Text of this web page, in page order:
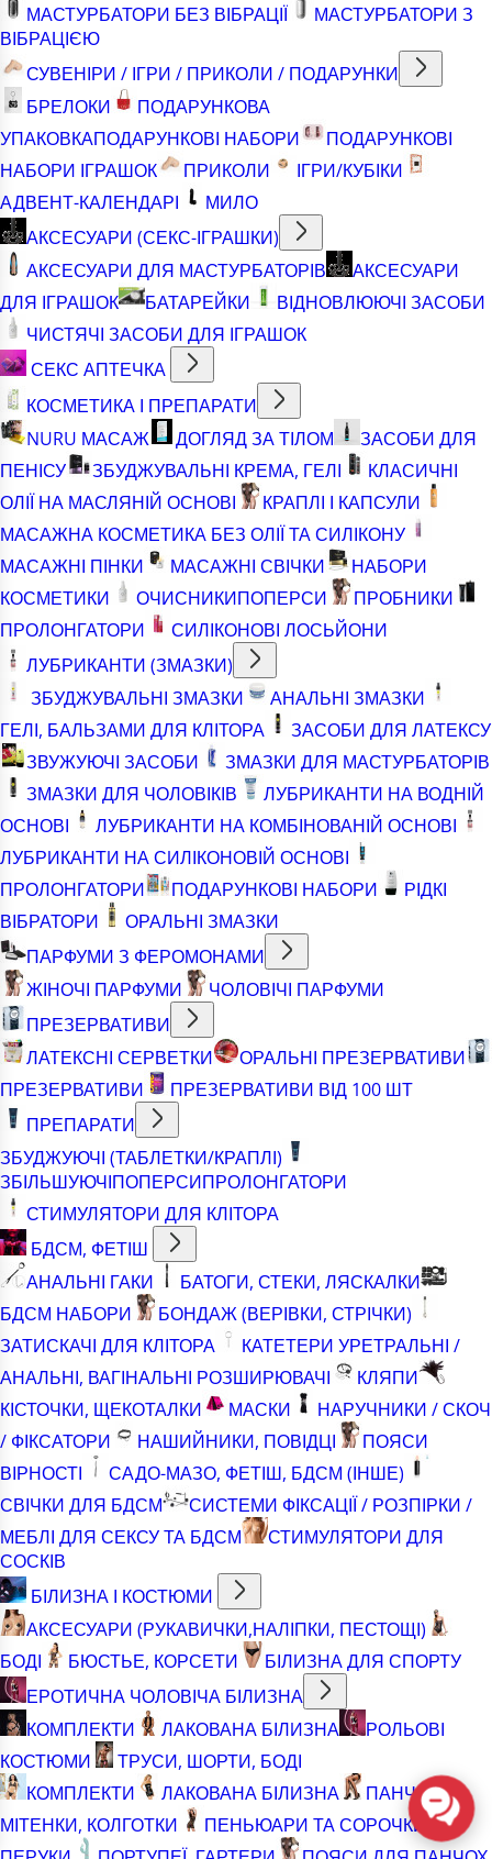
МАСТУРБАТОРИ БЕЗ ВІБРАЦІЇ
МАСТУРБАТОРИ З
ВІБРАЦІЄЮ
СУВЕНІРИ / ІГРИ / ПРИКОЛИ / ПОДАРУНКИ
БРЕЛОКИ
ПОДАРУНКОВА
УПАКОВКАПОДАРУНКОВІ НАБОРИ
ПОДАРУНКОВІ
НАБОРИ ІГРАШОК
ПРИКОЛИ
ІГРИ/КУБІКИ
АДВЕНТ-КАЛЕНДАРІ
МИЛО
АКСЕСУАРИ (СЕКС-ІГРАШКИ)
АКСЕСУАРИ ДЛЯ МАСТУРБАТОРІВ
АКСЕСУАРИ
ДЛЯ ІГРАШОК
БАТАРЕЙКИ
ВІДНОВЛЮЮЧІ ЗАСОБИ
ЧИСТЯЧІ ЗАСОБИ ДЛЯ ІГРАШОК
СЕКС АПТЕЧКА
КОСМЕТИКА І ПРЕПАРАТИ
NURU МАСАЖ
ДОГЛЯД ЗА ТІЛОМ
ЗАСОБИ ДЛЯ
ПЕНІСУ
ЗБУДЖУВАЛЬНІ КРЕМА, ГЕЛІ
КЛАСИЧНІ
ОЛІЇ НА МАСЛЯНІЙ ОСНОВІ
КРАПЛІ І КАПСУЛИ
МАСАЖНА КОСМЕТИКА БЕЗ ОЛІЇ ТА СИЛІКОНУ
МАСАЖНІ ПІНКИ
МАСАЖНІ СВІЧКИ
НАБОРИ
КОСМЕТИКИ
ОЧИСНИКИПОПЕРСИ
ПРОБНИКИ
ПРОЛОНГАТОРИ
СИЛІКОНОВІ ЛОСЬЙОНИ
ЛУБРИКАНТИ (ЗМАЗКИ)
ЗБУДЖУВАЛЬНІ ЗМАЗКИ
АНАЛЬНІ ЗМАЗКИ
ГЕЛІ, БАЛЬЗАМИ ДЛЯ КЛІТОРА
ЗАСОБИ ДЛЯ ЛАТЕКСУ
ЗВУЖУЮЧІ ЗАСОБИ
ЗМАЗКИ ДЛЯ МАСТУРБАТОРІВ
ЗМАЗКИ ДЛЯ ЧОЛОВІКІВ
ЛУБРИКАНТИ НА ВОДНІЙ
ОСНОВІ
ЛУБРИКАНТИ НА КОМБІНОВАНІЙ ОСНОВІ
ЛУБРИКАНТИ НА СИЛІКОНОВІЙ ОСНОВІ
ПРОЛОНГАТОРИ
ПОДАРУНКОВІ НАБОРИ
РІДКІ
ВІБРАТОРИ
ОРАЛЬНІ ЗМАЗКИ
ПАРФУМИ З ФЕРОМОНАМИ
ЖІНОЧІ ПАРФУМИ
ЧОЛОВІЧІ ПАРФУМИ
ПРЕЗЕРВАТИВИ
ЛАТЕКСНІ СЕРВЕТКИ
ОРАЛЬНІ ПРЕЗЕРВАТИВИ
ПРЕЗЕРВАТИВИ
ПРЕЗЕРВАТИВИ ВІД 100 ШТ
ПРЕПАРАТИ
ЗБУДЖУЮЧІ (ТАБЛЕТКИ/КРАПЛІ)
ЗБІЛЬШУЮЧІПОПЕРСИПРОЛОНГАТОРИ
СТИМУЛЯТОРИ ДЛЯ КЛІТОРА
БДСМ, ФЕТІШ
АНАЛЬНІ ГАКИ
БАТОГИ, СТЕКИ, ЛЯСКАЛКИ
БДСМ НАБОРИ
БОНДАЖ (ВЕРІВКИ, СТРІЧКИ)
ЗАТИСКАЧІ ДЛЯ КЛІТОРА
КАТЕТЕРИ УРЕТРАЛЬНІ /
АНАЛЬНІ, ВАГІНАЛЬНІ РОЗШИРЮВАЧІ
КЛЯПИ
КІСТОЧКИ, ЩЕКОТАЛКИ
МАСКИ
НАРУЧНИКИ / СКОЧ
/ ФІКСАТОРИ
НАШИЙНИКИ, ПОВІДЦІ
ПОЯСИ
ВІРНОСТІ
САДО-МАЗО, ФЕТІШ, БДСМ (ІНШЕ)
СВІЧКИ ДЛЯ БДСМ
СИСТЕМИ ФІКСАЦІЇ / РОЗПІРКИ /
МЕБЛІ ДЛЯ СЕКСУ ТА БДСМ
СТИМУЛЯТОРИ ДЛЯ
СОСКІВ
БІЛИЗНА І КОСТЮМИ
АКСЕСУАРИ (РУКАВИЧКИ,НАЛІПКИ, ПЕСТОЩІ)
БОДІ
БЮСТЬЕ, КОРСЕТИ
БІЛИЗНА ДЛЯ СПОРТУ
ЕРОТИЧНА ЧОЛОВІЧА БІЛИЗНА
КОМПЛЕКТИ
ЛАКОВАНА БІЛИЗНА
РОЛЬОВІ
КОСТЮМИ
ТРУСИ, ШОРТИ, БОДІ
КОМПЛЕКТИ
ЛАКОВАНА БІЛИЗНА
ПАНЧОХИ,
МІТЕНКИ, КОЛГОТКИ
ПЕНЬЮАРИ ТА СОРОЧКИ